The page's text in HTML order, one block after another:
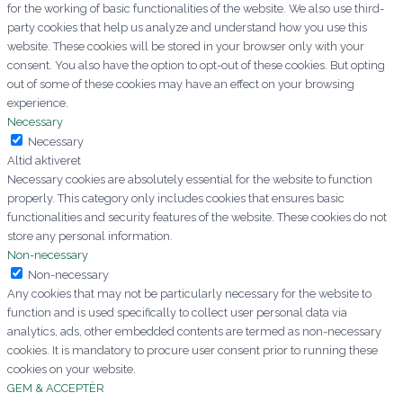
for the working of basic functionalities of the website. We also use third-
party cookies that help us analyze and understand how you use this
website. These cookies will be stored in your browser only with your
consent. You also have the option to opt-out of these cookies. But opting
out of some of these cookies may have an effect on your browsing
experience.
Necessary
Necessary
Altid aktiveret
Necessary cookies are absolutely essential for the website to function
properly. This category only includes cookies that ensures basic
functionalities and security features of the website. These cookies do not
store any personal information.
Non-necessary
Non-necessary
Any cookies that may not be particularly necessary for the website to
function and is used specifically to collect user personal data via
analytics, ads, other embedded contents are termed as non-necessary
cookies. It is mandatory to procure user consent prior to running these
cookies on your website.
GEM & ACCEPTÈR